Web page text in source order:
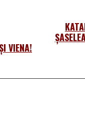
VIENA!